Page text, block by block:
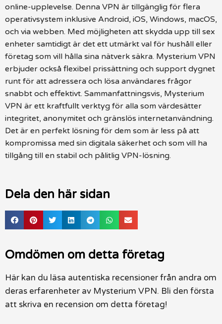
online-upplevelse. Denna VPN är tillgänglig för flera
operativsystem inklusive Android, iOS, Windows, macOS,
och via webben. Med möjligheten att skydda upp till sex
enheter samtidigt är det ett utmärkt val för hushåll eller
företag som vill hålla sina nätverk säkra. Mysterium VPN
erbjuder också flexibel prissättning och support dygnet
runt för att adressera och lösa användares frågor
snabbt och effektivt. Sammanfattningsvis, Mysterium
VPN är ett kraftfullt verktyg för alla som värdesätter
integritet, anonymitet och gränslös internetanvändning.
Det är en perfekt lösning för dem som är less på att
kompromissa med sin digitala säkerhet och som vill ha
tillgång till en stabil och pålitlig VPN-lösning.
Dela den här sidan
Omdömen om detta företag
Här kan du läsa autentiska recensioner från andra om
deras erfarenheter av Mysterium VPN. Bli den första
att skriva en recension om detta företag!